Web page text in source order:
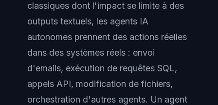
classiques dont l'impact se limite à des
outputs textuels, les agents IA
autonomes prennent des actions réelles
dans des systèmes réels : envoi
d'emails, exécution de requêtes SQL,
appels API, modification de fichiers,
orchestration d'autres agents. Un agent